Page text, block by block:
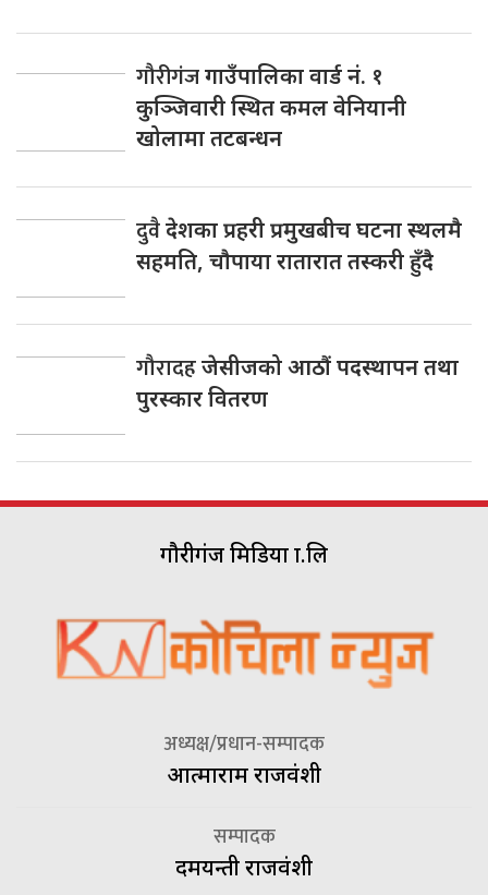
गौरीगंजगाउँपालिका वार्ड नं. १
कुञ्जिवारी स्थित कमल वेनियानी
खोलामा तटबन्धन
दुवैदेशका प्रहरी प्रमुखबीच घटना स्थलमै
सहमति, चाैपाया रातारात तस्करी हुँदै
गौरादहजेसीजको आठौं पदस्थापन तथा
पुरस्कार वितरण
गौरीगंज मिडिया प्रा.लि
अध्यक्ष/प्रधान-सम्पादक
आत्माराम राजवंशी
सम्पादक
दमयन्ती राजवंशी